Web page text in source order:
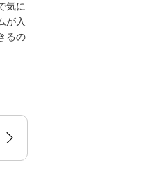
気に
が入
るの